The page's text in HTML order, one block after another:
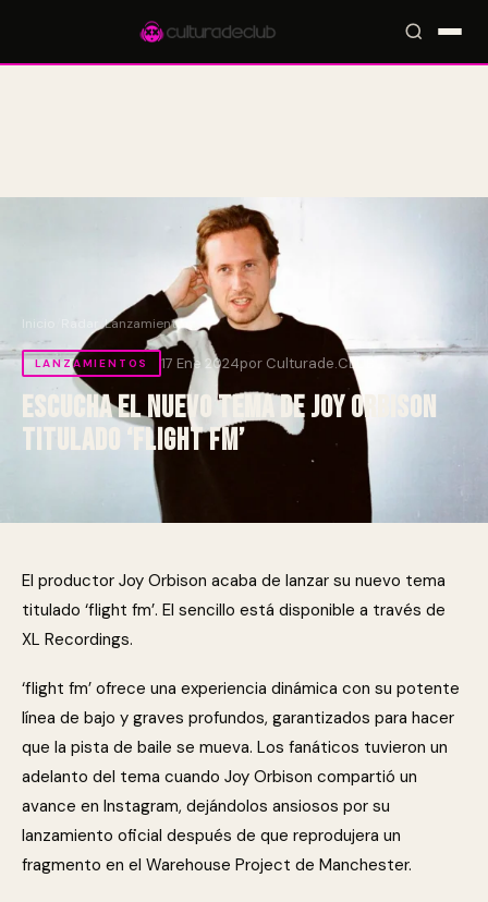
Radar /Lanzamientos
LANZAMIENTOS 17 Ene 2024por Culturade.CLUB
Escucha el nuevo tema de Joy Orbison
titulado ‘flight fm’
El productor Joy Orbison acaba de lanzar su nuevo tema
titulado ‘flight fm’. El sencillo está disponible a través de
XL Recordings.
‘flight fm’ ofrece una experiencia dinámica con su potente
línea de bajo y graves profundos, garantizados para hacer
que la pista de baile se mueva. Los fanáticos tuvieron un
adelanto del tema cuando Joy Orbison compartió un
avance en Instagram, dejándolos ansiosos por su
lanzamiento oficial después de que reprodujera un
fragmento en el Warehouse Project de Manchester.